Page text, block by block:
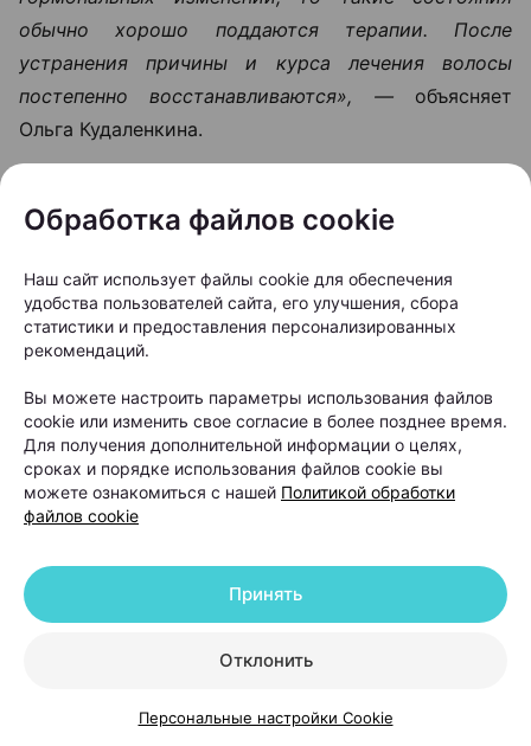
Однако не любое выпадение волос означает
необратимую потерю густоты.
От вида алопеции напрямую зависит прогноз
«Если мы говорим о диффузном выпадении волос,
гормональных изменений, то такие состояния
Обработка файлов cookie
Наш сайт использует файлы cookie для обеспечения
удобства пользователей сайта, его улучшения, сбора
статистики и предоставления персонализированных
рекомендаций.
Вы можете настроить параметры использования файлов
cookie или изменить свое согласие в более позднее время.
Для получения дополнительной информации о целях,
сроках и порядке использования файлов cookie вы
можете ознакомиться с нашей Политикой обработки
файлов cookie
Отклонить
Принять
Персональные настройки Cookie